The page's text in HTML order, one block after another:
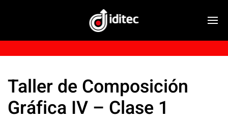
Taller de Composición
Gráfica IV – Clase 1